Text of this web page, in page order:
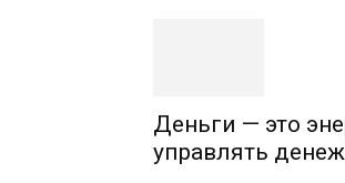
Деньги — это
управлять